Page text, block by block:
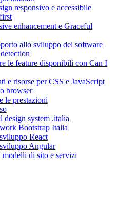
responsivo e accessibile
enhancement e Graceful
allo sviluppo del software
le feature disponibili con Can I
e risorse per CSS e JavaScript
browser
le prestazioni
design system .italia
Bootstrap Italia
React
Angular
di sito e servizi